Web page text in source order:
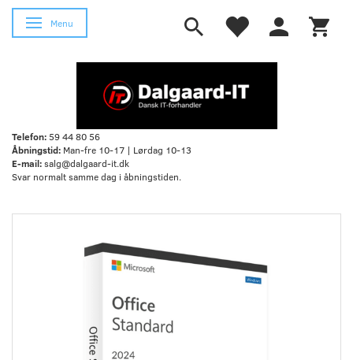
Skifte navigation
Menu
Telefon:59 44 80 56
Åbningstid: Man-fre 10-17 | Lørdag 10-13
E-mail:salg@dalgaard-it.dk
Svar normalt samme dag i åbningstiden.